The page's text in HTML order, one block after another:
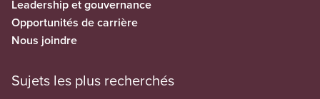
Leadership et gouvernance
Opportunités de carrière
Nous joindre
Sujets les plus recherchés